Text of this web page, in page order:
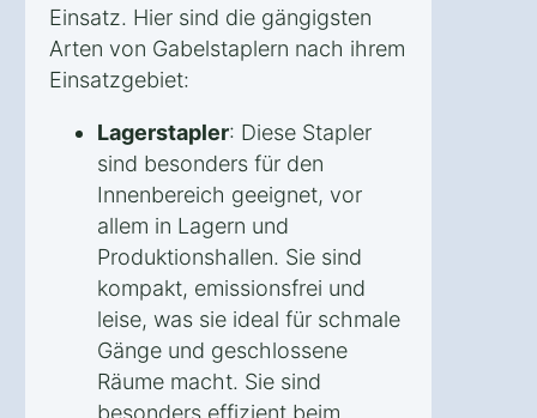
Einsatz. Hier sind die gängigsten
Arten von Gabelstaplern nach ihrem
Einsatzgebiet:
Lagerstapler: Diese Stapler
sind besonders für den
Innenbereich geeignet, vor
allem in Lagern und
Produktionshallen. Sie sind
kompakt, emissionsfrei und
leise, was sie ideal für schmale
Gänge und geschlossene
Räume macht. Sie sind
besonders effizient beim